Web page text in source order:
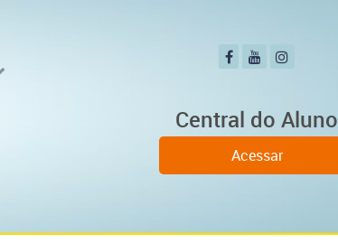
Central do Aluno
Acessar